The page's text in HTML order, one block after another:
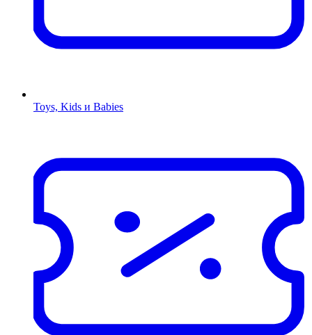
Toys, Kids и Babies